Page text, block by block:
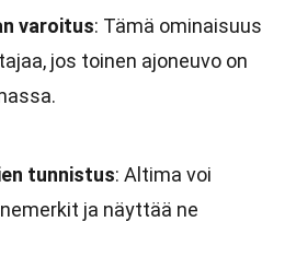
varoitus: Tämä ominaisuus
jos toinen ajoneuvo on
tunnistus: Altima voi
ja näyttää ne